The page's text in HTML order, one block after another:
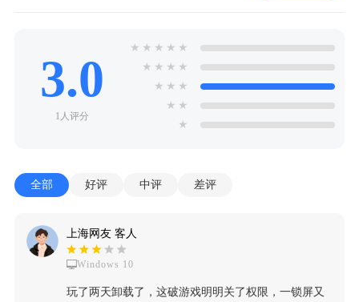
3.0
1人评分
★ ★ ★ ★ ★
★ ★ ★ ★
★ ★ ★
★ ★
★
全部 好评 中评 差评
上海网友 客人
Windows 10
玩了两天卸载了，这破游戏明明关了权限，一锁屏又